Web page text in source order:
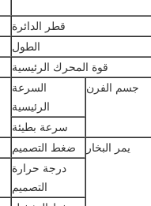
قطر الدائرة
الطول
قوة المحرك الرئيسية
جسم الفرن
السرعة
الرئيسية
سرعة بطيئة
يمر البخار
ضغط التصميم
درجة حرارة
التصميم